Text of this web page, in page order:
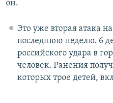
он.
Это уже вторая атака
последнюю неделю. 6
российского удара в
человек. Ранения
которых трое детей,